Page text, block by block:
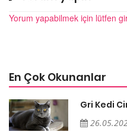
Yorum yapabilmek için lütfen
En Çok Okunanlar
Gri Kedi